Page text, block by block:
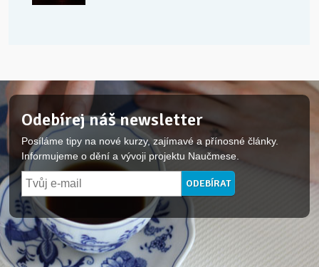
Odebírej náš newsletter
Posíláme tipy na nové kurzy, zajímavé a přínosné články.
Informujeme o dění a vývoji projektu Naučmese.